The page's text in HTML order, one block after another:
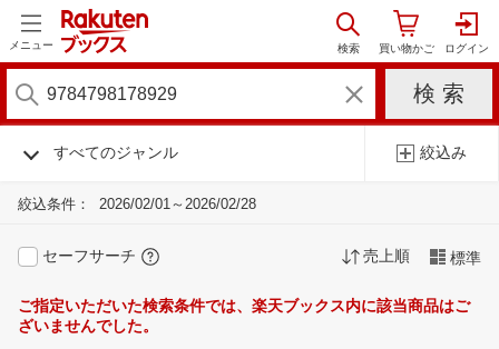
メニュー
すべてのジャンル 絞込み
絞込条件： 2026/02/01～2026/02/28
セーフサーチ 売上順 標準
ご指定いただいた検索条件では、楽天ブックス内に該当商品はご
ざいませんでした。